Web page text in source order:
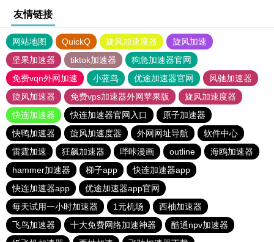
友情链接
网站地图 QuickQ 旋风加速度器
旋风加速
坚果加速器
tiktok加速器
狗急加速器官网
免费vqn外网加速
小蓝鸟 优途加速器官网
风驰加速器
旋风加速器
免费vps加速器外网苹果版
旋风加速度器
快连加速器
快连加速器官网入口
原子加速器
快鸭加速器
旋风加速度器 外网网址导航
软件中心
雷霆加速
狂飙加速器 哔咔漫画 outline
海鸥加速器
hammer加速器
梯子app
快连加速器app
快连加速器app
优途加速器app官网
每天试用一小时加速器
1元机场
西柚加速器
飞鸟加速器
十大免费网络加速神器
酷通npv加速器